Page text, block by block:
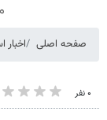
صفحه اصلی اخبار
۰ نفر